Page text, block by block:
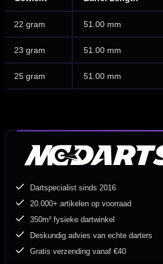
22 gram 51.00 mm
23 gram 51.00 mm
25 gram 51.00 mm
Dartspecialist sinds 2016
20.000+ artikelen op voorraad
350m² fysieke dartwinkel
Deskundig advies van echte darters
Gratis verzending vanaf €40